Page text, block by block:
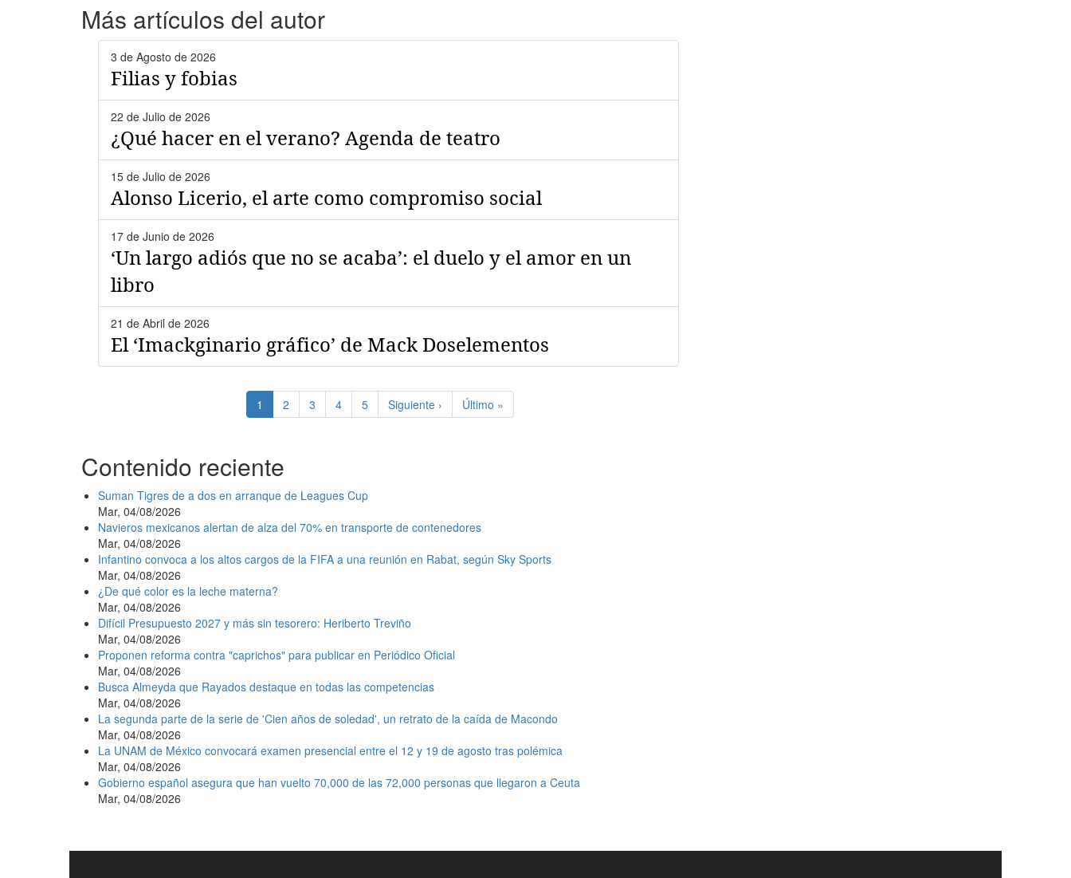
Más artículos del autor
3 de Agosto de 2026
Filias y fobias
22 de Julio de 2026
¿Qué hacer en el verano? Agenda de teatro
15 de Julio de 2026
Alonso Licerio, el arte como compromiso social
17 de Junio de 2026
‘Un largo adiós que no se acaba’: el duelo y el amor en un
libro
21 de Abril de 2026
El ‘Imackginario gráfico’ de Mack Doselementos
Página
actual
1 Page
2 Page
3 Page
4 Page
5
Siguiente
página
Siguiente ›
Última
página
Último »
Contenido reciente
Suman Tigres de a dos en arranque de Leagues Cup
Mar, 04/08/2026
Navieros mexicanos alertan de alza del 70% en transporte de contenedores
Mar, 04/08/2026
Infantino convoca a los altos cargos de la FIFA a una reunión en Rabat, según Sky Sports
Mar, 04/08/2026
¿De qué color es la leche materna?
Mar, 04/08/2026
Difícil Presupuesto 2027 y más sin tesorero: Heriberto Treviño
Mar, 04/08/2026
Proponen reforma contra "caprichos" para publicar en Periódico Oficial
Mar, 04/08/2026
Busca Almeyda que Rayados destaque en todas las competencias
Mar, 04/08/2026
La segunda parte de la serie de 'Cien años de soledad', un retrato de la caída de Macondo
Mar, 04/08/2026
La UNAM de México convocará examen presencial entre el 12 y 19 de agosto tras polémica
Mar, 04/08/2026
Gobierno español asegura que han vuelto 70,000 de las 72,000 personas que llegaron a Ceuta
Mar, 04/08/2026